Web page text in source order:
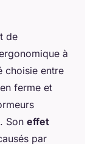
de
à
choisie entre
ferme et
Son effet
par